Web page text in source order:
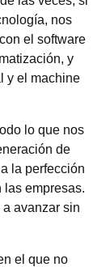
nos
el software
y
y el machine
lo que nos
de
la perfección
las empresas.
avanzar sin
el que no